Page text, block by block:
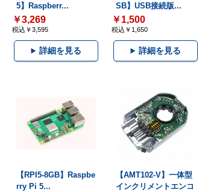
5】Raspberr...
￥3,269
税込￥3,595
詳細を見る
SB】USB接続版...
￥1,500
税込￥1,650
詳細を見る
【RPI5-8GB】Raspbe
rry Pi 5...
【AMT102-V】一体型
インクリメントエンコ